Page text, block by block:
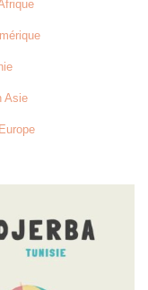
Asie